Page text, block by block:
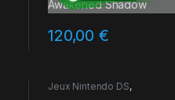
120,00€
Jeux Nintendo DS,